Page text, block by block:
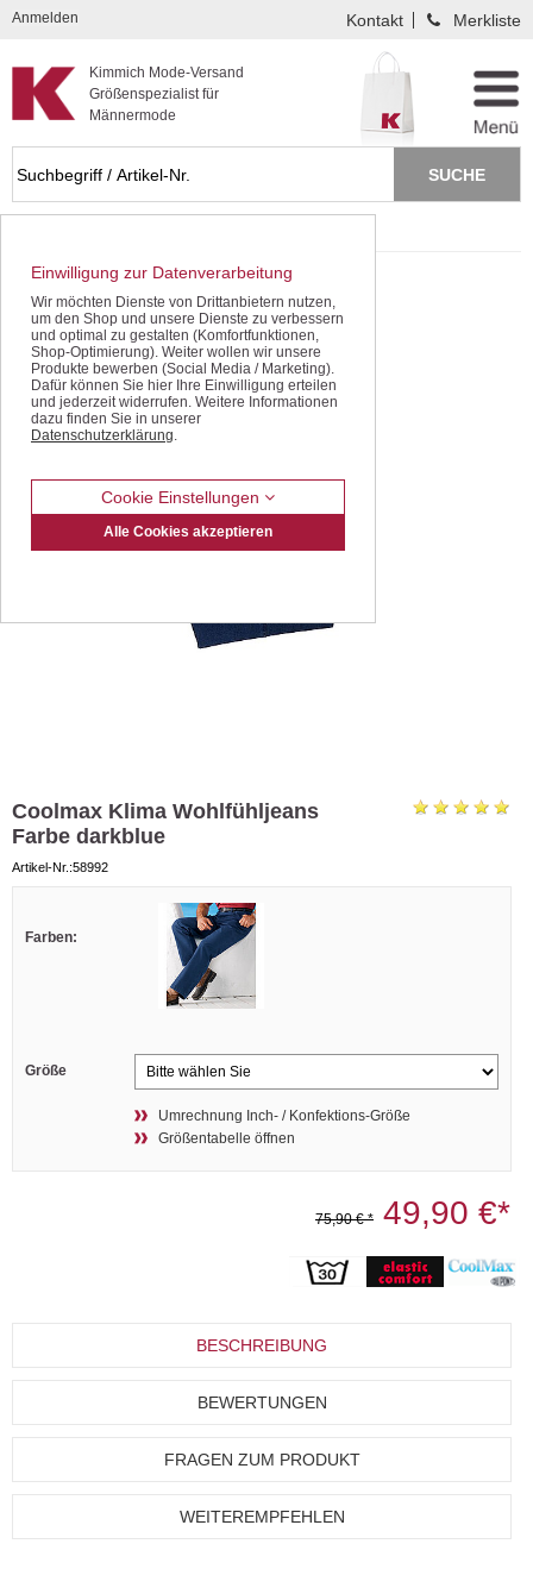
Kompletten Head der Seite überspringen
Kimmich Mode-Versand
Größenspezialist für
Männermode
Anmelden Kontakt Merkliste
Coolmax Klima Wohlfühljeans
Farbe darkblue
Artikel-Nr.:58992
Farben:
Größe
Umrechnung Inch- / Konfektions-Größe
Größentabelle öffnen
75,90 € * 49,90 €*
BESCHREIBUNG
BEWERTUNGEN
FRAGEN ZUM PRODUKT
WEITEREMPFEHLEN
Einwilligung zur Datenverarbeitung
Wir möchten Dienste von Drittanbietern nutzen,
um den Shop und unsere Dienste zu verbessern
und optimal zu gestalten (Komfortfunktionen,
Shop-Optimierung). Weiter wollen wir unsere
Produkte bewerben (Social Media / Marketing).
Dafür können Sie hier Ihre Einwilligung erteilen
und jederzeit widerrufen. Weitere Informationen
dazu finden Sie in unserer
Datenschutzerklärung.
Cookie Einstellungen
Alle Cookies akzeptieren